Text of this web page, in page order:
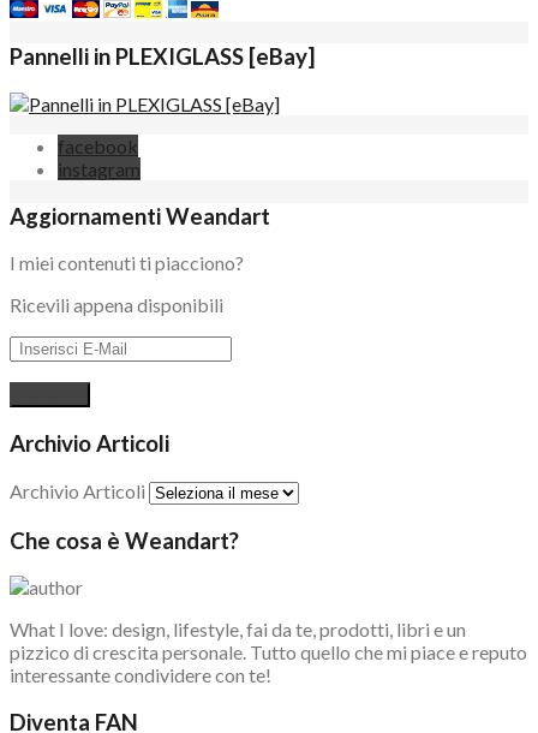
Pannelli in PLEXIGLASS [eBay]
facebook
instagram
Aggiornamenti Weandart
I miei contenuti ti piacciono?
Ricevili appena disponibili
Archivio Articoli
Archivio Articoli
Che cosa è Weandart?
What I love: design, lifestyle, fai da te, prodotti, libri e un
pizzico di crescita personale. Tutto quello che mi piace e reputo
interessante condividere con te!
Diventa FAN